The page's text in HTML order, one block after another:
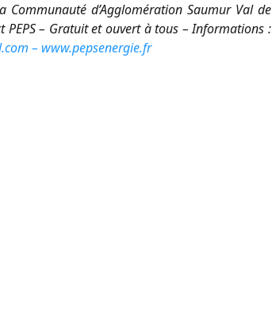
d’Agglomération Saumur Val de
– Gratuit et ouvert à tous – Informations :
– www.pepsenergie.fr